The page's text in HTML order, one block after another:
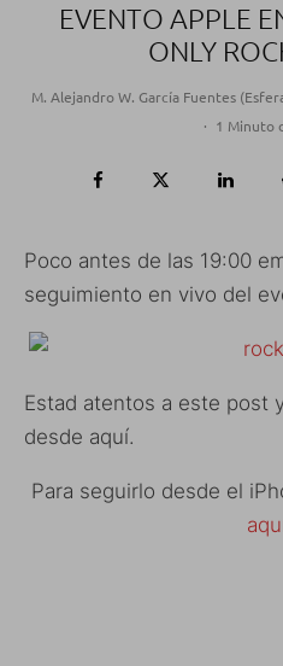
EVENTO APPLE
ONLY
M. Alejandro W. García Fuentes
· 1 Minuto
Poco antes de las 19:00
seguimiento en vivo del
Estad atentos a este post
desde aquí.
Para seguirlo desde el